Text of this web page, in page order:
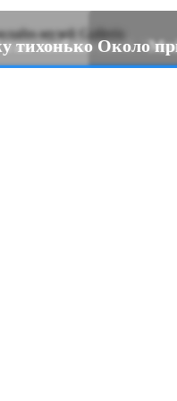
люблю свой
тихонько Около